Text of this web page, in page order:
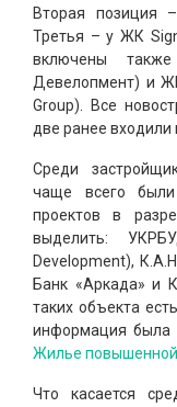
Вторая позиция
Третья – у ЖК
включены
Девелопмент) и
Group). Все
две ранее входили
Среди
чаще всего
проектов в
выделить:
Development),
Банк «Аркада» и
таких объекта
информация была
Жилье
Что касается